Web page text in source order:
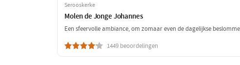
Serooskerke
Molen de Jonge Johannes
Een sfeervolle ambiance, om zomaar even de dagelijkse
1449 beoordelingen